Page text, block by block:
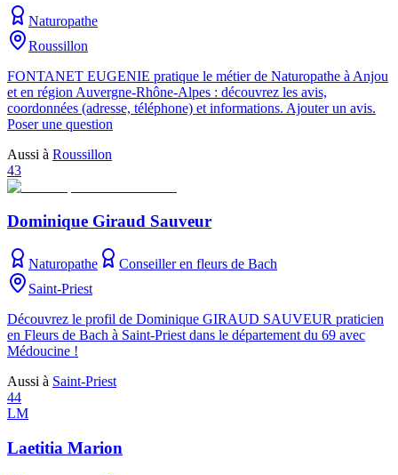
Naturopathe
Roussillon
FONTANET EUGENIE pratique le métier de Naturopathe à Anjou
et en région Auvergne-Rhône-Alpes : découvrez les avis,
coordonnées (adresse, téléphone) et informations. Ajouter un avis.
Poser une question
Aussi à Roussillon
43
Dominique Giraud Sauveur
Naturopathe
Conseiller en fleurs de Bach
Saint-Priest
Découvrez le profil de Dominique GIRAUD SAUVEUR praticien
en Fleurs de Bach à Saint-Priest dans le département du 69 avec
Médoucine !
Aussi à Saint-Priest
44
LM
Laetitia Marion